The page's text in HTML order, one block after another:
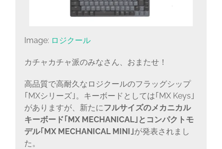
Image: ロジクール
カチャカチャ派のみなさん、おまたせ！
高品質で高耐久なロジクールのフラッグシップ
｢MXシリーズ｣。キーボードとしては｢MX Keys｣
がありますが、新たにフルサイズのメカニカル
キーボード｢MX MECHANICAL｣とコンパクトモ
デル｢MX MECHANICAL MINI｣が発表されまし
た。